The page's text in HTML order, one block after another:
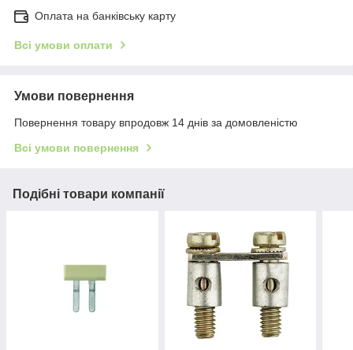
Оплата на банківську карту
Всі умови оплати
Умови повернення
Повернення товару впродовж 14 днів за домовленістю
Всі умови повернення
Подібні товари компанії